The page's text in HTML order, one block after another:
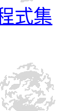
式集